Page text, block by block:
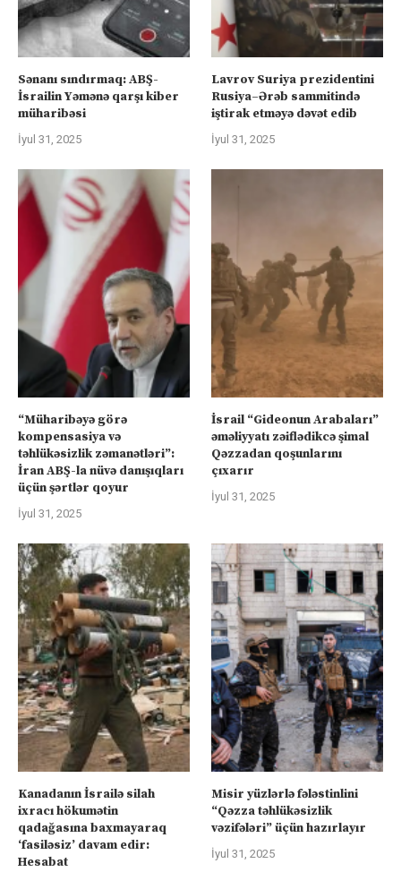
Sənanı sındırmaq: ABŞ-
İsrailin Yəmənə qarşı kiber
müharibəsi
İyul 31, 2025
Lavrov Suriya prezidentini
Rusiya–Ərəb sammitində
iştirak etməyə dəvət edib
İyul 31, 2025
“Müharibəyə görə
kompensasiya və
təhlükəsizlik zəmanətləri”:
İran ABŞ-la nüvə danışıqları
üçün şərtlər qoyur
İyul 31, 2025
İsrail “Gideonun Arabaları”
əməliyyatı zəiflədikcə şimal
Qəzzadan qoşunlarını
çıxarır
İyul 31, 2025
Kanadanın İsrailə silah
ixracı hökumətin
qadağasına baxmayaraq
‘fasiləsiz’ davam edir:
Hesabat
Misir yüzlərlə fələstinlini
“Qəzza təhlükəsizlik
vəzifələri” üçün hazırlayır
İyul 31, 2025